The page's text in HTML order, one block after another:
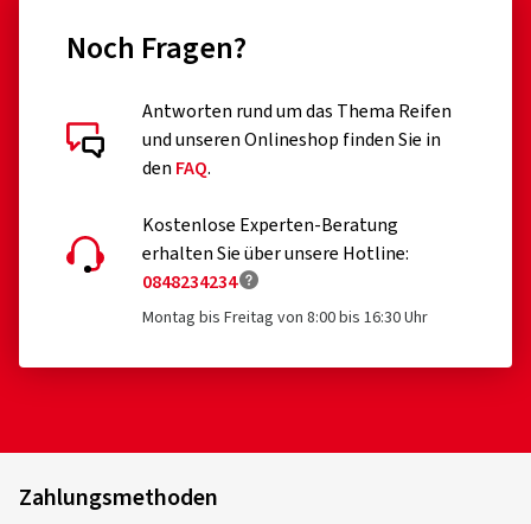
Noch Fragen?
Antworten rund um das Thema Reifen
und unseren Onlineshop finden Sie in
den FAQ.
Kostenlose Experten-Beratung
erhalten Sie über unsere Hotline:
0848234234
Montag bis Freitag von 8:00 bis 16:30 Uhr
Zahlungsmethoden